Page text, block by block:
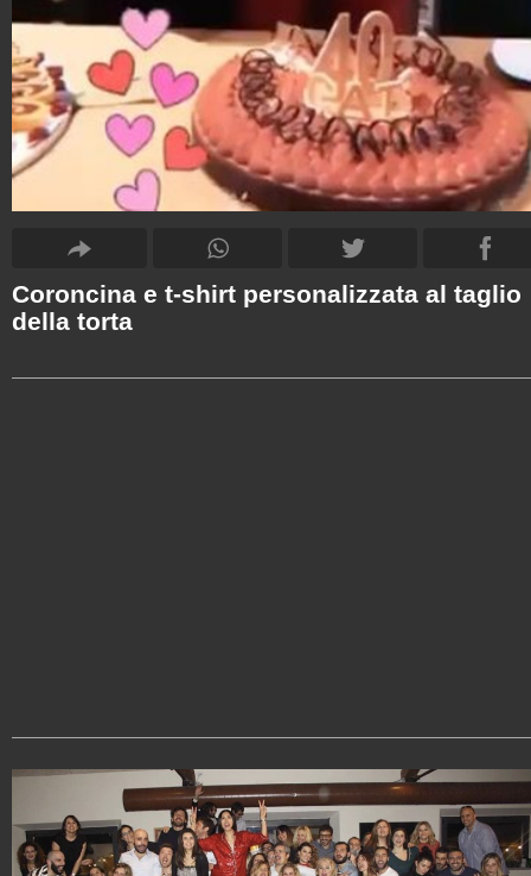
Coroncina e t-shirt personalizzata al taglio
della torta